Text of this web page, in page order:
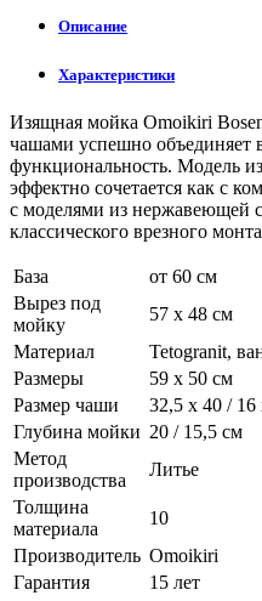
Описание
Характеристики
Изящная мойка Omoikiri
чашами успешно объединяет
функциональность. Модель
эффектно сочетается как с
с моделями из нержавеющей
классического врезного
База
от 60 см
Вырез под
мойку
57 x 48 см
Материал
Tetogranit,
Размеры
59 x 50 см
Размер чаши
32,5 x 40 / 16
Глубина мойки 20 / 15,5 см
Метод
производства
Литье
Толщина
материала
10
Производитель Omoikiri
Гарантия
15 лет